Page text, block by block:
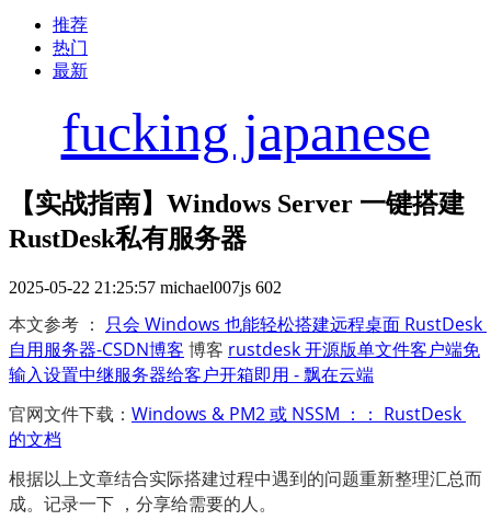
推荐
热门
最新
fucking japanese
【实战指南】Windows Server 一键搭建
RustDesk私有服务器
2025-05-22 21:25:57 michael007js 602
本文参考 ： 只会 Windows 也能轻松搭建远程桌面 RustDesk
自用服务器-CSDN博客 博客 rustdesk 开源版单文件客户端免
输入设置中继服务器给客户开箱即用 - 飘在云端
官网文件下载： Windows & PM2 或 NSSM ：： RustDesk
的文档
根据以上文章结合实际搭建过程中遇到的问题重新整理汇总而
成。记录一下 ，分享给需要的人。